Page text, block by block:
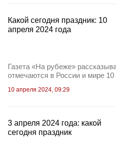
Какой сегодня праздник: 10
апреля 2024 года
Газета «На рубеже»
отмечаются в России и мире 10
10 апреля 2024, 09:29
3 апреля 2024 года: какой
сегодня праздник